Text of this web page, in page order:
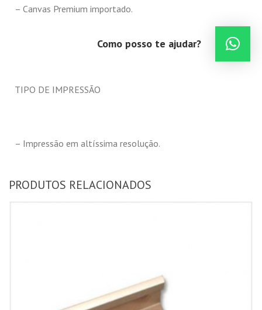
– Canvas Premium importado.
TIPO DE IMPRESSÃO
– Impressão em altíssima resolução.
PRODUTOS RELACIONADOS
Como posso te ajudar?